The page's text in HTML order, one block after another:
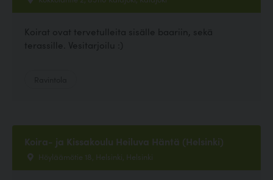
Koirat ovat tervetulleita sisälle baariin, sekä
terassille. Vesitarjoilu :)
Koira- ja Kissakoulu Heiluva Häntä (Helsinki)
Höyläämötie 18, Helsinki, Helsinki